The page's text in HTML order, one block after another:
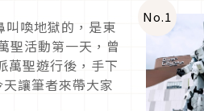
叫喚地獄的，是東
聖活動第一天，曾
萬聖遊行後，手下
讓筆者來帶大家
No.1